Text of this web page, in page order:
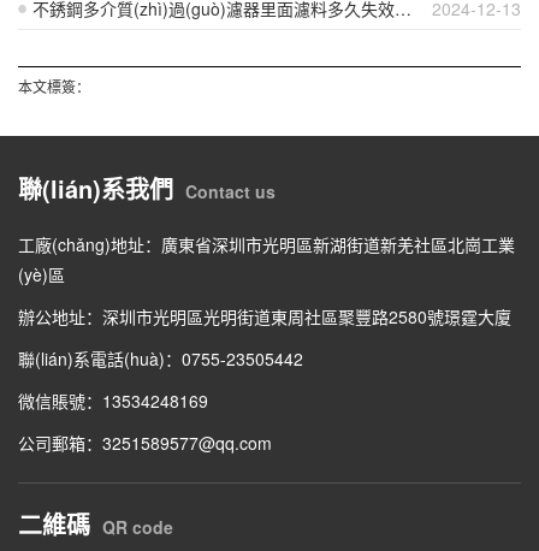
2024-12-13
不銹鋼多介質(zhì)過(guò)濾器里面濾料多久失效？
本文標簽：
聯(lián)系我們 Contact us
工廠(chǎng)地址：廣東省深圳市光明區新湖街道新羌社區北崗工業
(yè)區
辦公地址：深圳市光明區光明街道東周社區聚豐路2580號璟霆大廈
聯(lián)系電話(huà)：0755-23505442
微信賬號：13534248169
公司郵箱：3251589577@qq.com
二維碼 QR code